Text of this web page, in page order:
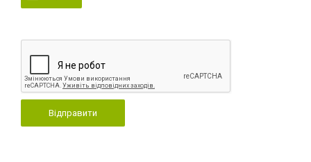
Відправити